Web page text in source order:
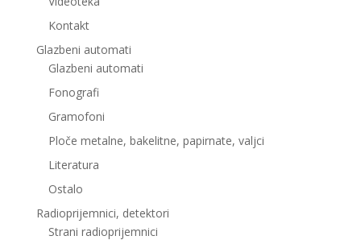
Kontakt
Glazbeni automati
Glazbeni automati
Fonografi
Gramofoni
Ploče metalne, bakelitne, papirnate, valjci
Literatura
Ostalo
Radioprijemnici, detektori
Strani radioprijemnici